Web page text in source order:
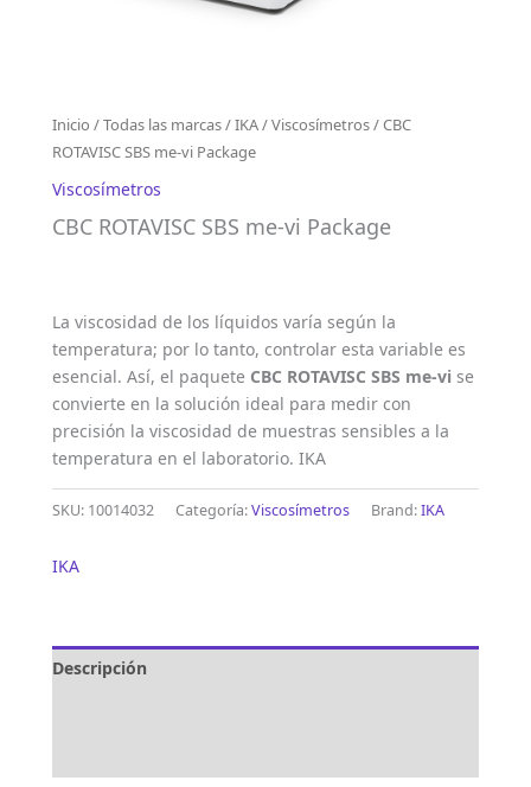
Inicio /Todas las marcas/IKA/Viscosímetros/ CBC
ROTAVISC SBS me-vi Package
Viscosímetros
CBC ROTAVISC SBS me-vi Package
La viscosidad de los líquidos varía según la
temperatura; por lo tanto, controlar esta variable es
esencial. Así, el paquete CBC ROTAVISC SBS me-vi se
convierte en la solución ideal para medir con
precisión la viscosidad de muestras sensibles a la
temperatura en el laboratorio. IKA
SKU: 10014032 Categoría:Viscosímetros Brand:IKA
IKA
Descripción